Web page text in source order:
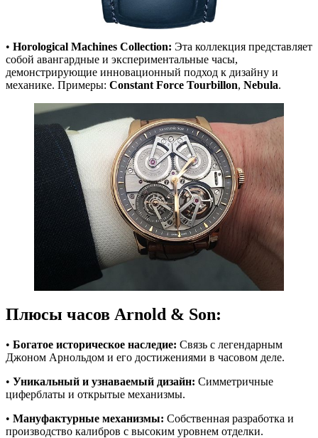
• Horological Machines Collection: Эта коллекция представляет
собой авангардные и экспериментальные часы,
демонстрирующие инновационный подход к дизайну и
механике. Примеры: Constant Force Tourbillon, Nebula.
Плюсы часов Arnold & Son:
• Богатое историческое наследие: Связь с легендарным
Джоном Арнольдом и его достижениями в часовом деле.
• Уникальный и узнаваемый дизайн: Симметричные
циферблаты и открытые механизмы.
• Мануфактурные механизмы: Собственная разработка и
производство калибров с высоким уровнем отделки.